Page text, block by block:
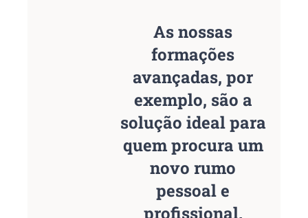
As nossas
formações
avançadas, por
exemplo, são a
solução ideal para
quem procura um
novo rumo
pessoal e
profissional.